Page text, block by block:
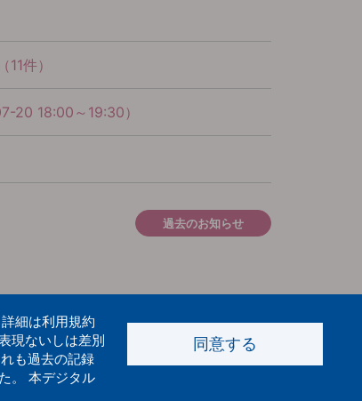
件）
20 18:00～19:30）
過去のお知らせ
細は利用規約
現ないしは差別
も過去の記録
。 本デジタル
同意する